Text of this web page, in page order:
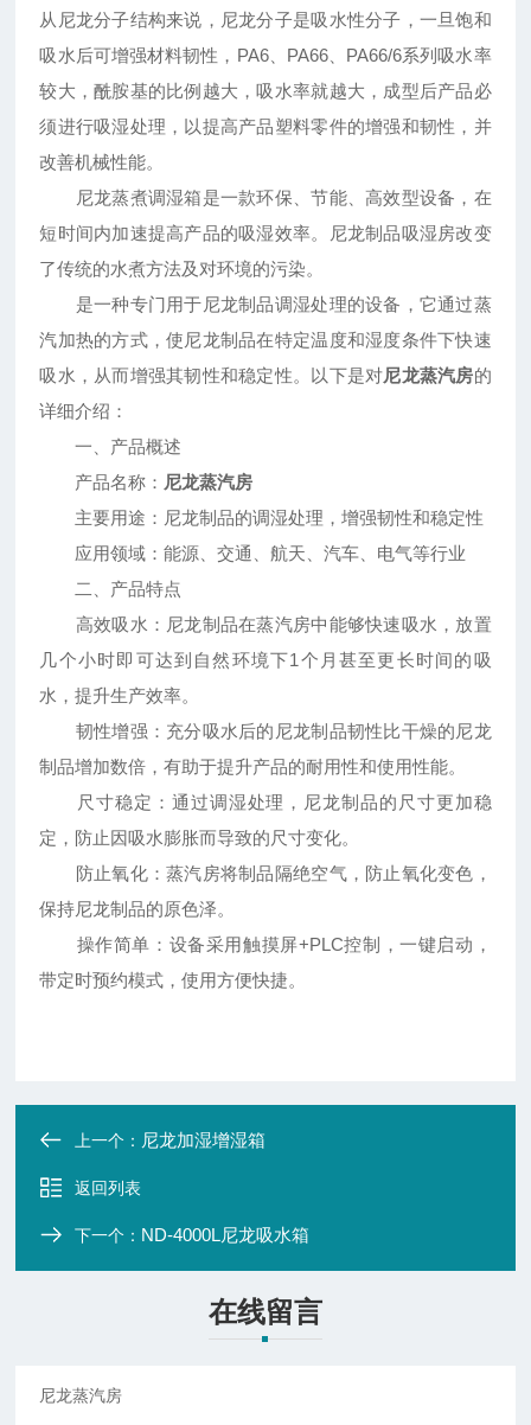
从尼龙分子结构来说，尼龙分子是吸水性分子，一旦饱和
吸水后可增强材料韧性，PA6、PA66、PA66/6系列吸水率
较大，酰胺基的比例越大，吸水率就越大，成型后产品必
须进行吸湿处理，以提高产品塑料零件的增强和韧性，并
改善机械性能。
尼龙蒸煮调湿箱是一款环保、节能、高效型设备，在
短时间内加速提高产品的吸湿效率。尼龙制品吸湿房改变
了传统的水煮方法及对环境的污染。
是一种专门用于尼龙制品调湿处理的设备，它通过蒸
汽加热的方式，使尼龙制品在特定温度和湿度条件下快速
吸水，从而增强其韧性和稳定性。以下是对尼龙蒸汽房的
详细介绍：
一、产品概述
产品名称： 尼龙蒸汽房
主要用途：尼龙制品的调湿处理，增强韧性和稳定性
应用领域：能源、交通、航天、汽车、电气等行业
二、产品特点
高效吸水：尼龙制品在蒸汽房中能够快速吸水，放置
几个小时即可达到自然环境下1个月甚至更长时间的吸
水，提升生产效率。
韧性增强：充分吸水后的尼龙制品韧性比干燥的尼龙
制品增加数倍，有助于提升产品的耐用性和使用性能。
尺寸稳定：通过调湿处理，尼龙制品的尺寸更加稳
定，防止因吸水膨胀而导致的尺寸变化。
防止氧化：蒸汽房将制品隔绝空气，防止氧化变色，
保持尼龙制品的原色泽。
操作简单：设备采用触摸屏+PLC控制，一键启动，
带定时预约模式，使用方便快捷。
上一个： 尼龙加湿增湿箱
返回列表
下一个： ND-4000L尼龙吸水箱
在线留言